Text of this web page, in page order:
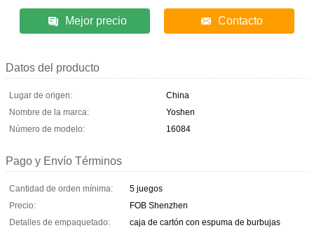
Mejor precio Contacto
Datos del producto
Lugar de origen:
China
Nombre de la marca:
Yoshen
Número de modelo:
16084
Pago y Envío Términos
Cantidad de orden mínima:
5 juegos
Precio:
FOB Shenzhen
Detalles de empaquetado:
caja de cartón con espuma de burbujas